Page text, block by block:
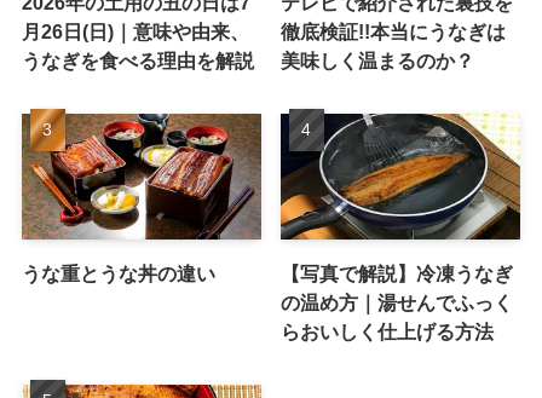
月26日(日)｜意味や由来、
うなぎを食べる理由を解説
徹底検証!!本当にうなぎは
美味しく温まるのか？
うな重とうな丼の違い
【写真で解説】冷凍うなぎ
の温め方｜湯せんでふっく
らおいしく仕上げる方法